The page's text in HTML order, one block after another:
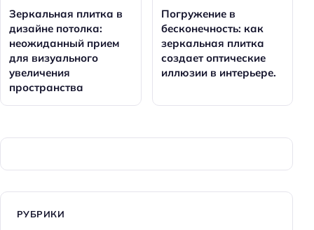
Зеркальная плитка в
дизайне потолка:
неожиданный прием
для визуального
увеличения
пространства
Погружение в
бесконечность: как
зеркальная плитка
создает оптические
иллюзии в интерьере.
РУБРИКИ